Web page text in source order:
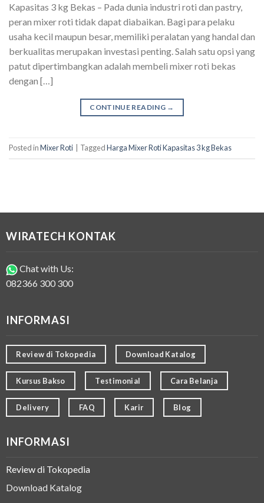
Kapasitas 3 kg Bekas – Pada dunia industri roti dan pastry,
peran mixer roti tidak dapat diabaikan. Bagi para pelaku
usaha kecil maupun besar, memiliki peralatan yang handal dan
berkualitas merupakan investasi penting. Salah satu opsi yang
patut dipertimbangkan adalah membeli mixer roti bekas
dengan […]
CONTINUE READING →
Posted inMixer Roti TaggedHarga Mixer Roti Kapasitas 3 kg Bekas
WIRATECH KONTAK
Chat with Us:
082366 300 300
INFORMASI
Review di Tokopedia Download Katalog
Kursus Bakso Testimonial Cara Belanja
Delivery FAQ Karir Blog
INFORMASI
Review di Tokopedia
Download Katalog